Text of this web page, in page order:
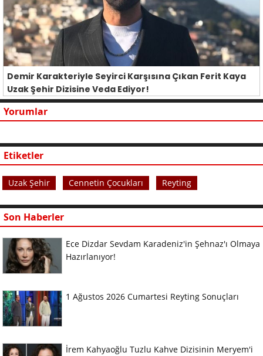
Demir Karakteriyle Seyirci Karşısına Çıkan Ferit Kaya
Uzak Şehir Dizisine Veda Ediyor!
Yorumlar
Etiketler
Uzak Şehir Cennetin Çocukları Reyting
Son Haberler
Ece Dizdar Sevdam Karadeniz'in Şehnaz'ı Olmaya
Hazırlanıyor!
1 Ağustos 2026 Cumartesi Reyting Sonuçları
İrem Kahyaoğlu Tuzlu Kahve Dizisinin Meryem'i